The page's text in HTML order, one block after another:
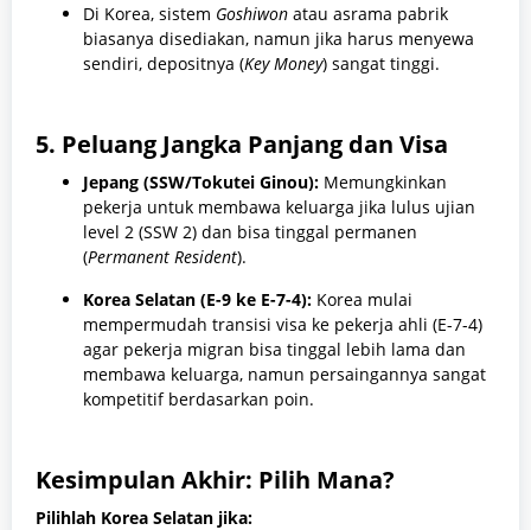
Di Korea, sistem Goshiwon atau asrama pabrik
biasanya disediakan, namun jika harus menyewa
sendiri, depositnya (Key Money) sangat tinggi.
5. Peluang Jangka Panjang dan Visa
Jepang (SSW/Tokutei Ginou): Memungkinkan
pekerja untuk membawa keluarga jika lulus ujian
level 2 (SSW 2) dan bisa tinggal permanen
(Permanent Resident).
Korea Selatan (E-9 ke E-7-4): Korea mulai
mempermudah transisi visa ke pekerja ahli (E-7-4)
agar pekerja migran bisa tinggal lebih lama dan
membawa keluarga, namun persaingannya sangat
kompetitif berdasarkan poin.
Kesimpulan Akhir: Pilih Mana?
Pilihlah Korea Selatan jika: